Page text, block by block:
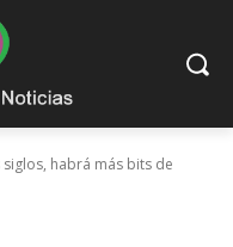
habrá más bits de